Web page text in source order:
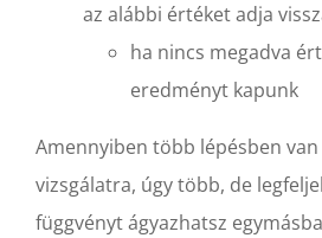
az alábbi értéket adja
ha nincs megadva
eredményt kapunk
Amennyiben több lépésben
vizsgálatra, úgy több, de
függvényt ágyazhatsz